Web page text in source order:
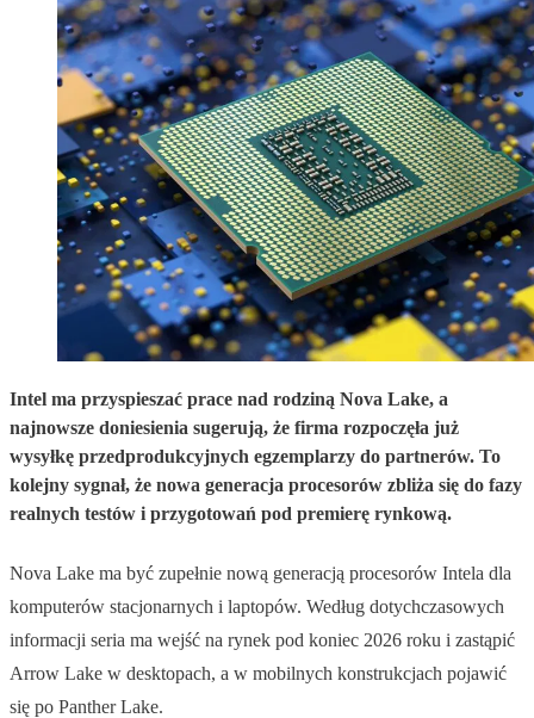
Intel ma przyspieszać prace nad rodziną Nova Lake, a
najnowsze doniesienia sugerują, że firma rozpoczęła już
wysyłkę przedprodukcyjnych egzemplarzy do partnerów. To
kolejny sygnał, że nowa generacja procesorów zbliża się do fazy
realnych testów i przygotowań pod premierę rynkową.
Nova Lake ma być zupełnie nową generacją procesorów Intela dla
komputerów stacjonarnych i laptopów. Według dotychczasowych
informacji seria ma wejść na rynek pod koniec 2026 roku i zastąpić
Arrow Lake w desktopach, a w mobilnych konstrukcjach pojawić
się po Panther Lake.